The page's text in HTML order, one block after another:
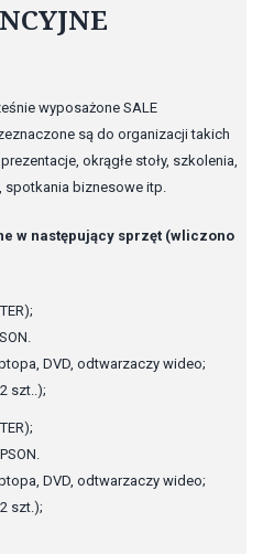
wyposażone SALE
są do organizacji takich
okrągłe stoły, szkolenia,
spotkania biznesowe itp.
w następujący sprzęt (wliczono
DVD, odtwarzaczy wideo;
szt..);
DVD, odtwarzaczy wideo;
szt.);